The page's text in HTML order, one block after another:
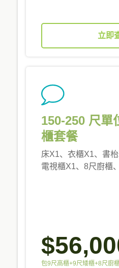
立即
150-250 尺單
櫃套餐
床X1、衣櫃X1、書枱
電視櫃X1、8尺廚櫃
包9尺高櫃+9尺矮櫃+8尺廚